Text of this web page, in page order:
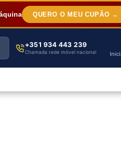
QUERO O MEU CUPÃO →
+351 934 443 239
Chamada rede móvel nacional